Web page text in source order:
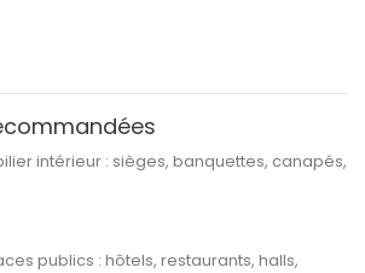
intérieur : sièges, banquettes, canapés,
publics : hôtels, restaurants, halls,